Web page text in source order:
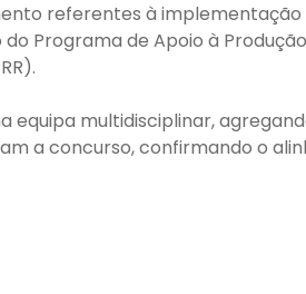
referentes à
Programa de Apoio à
equipa multidisciplinar,
a concurso, confirmando o